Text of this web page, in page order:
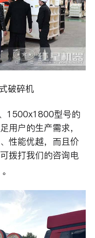
破碎机
1500x1800型号的
用户的生产需求，
性能优越，而且价
拨打我们的咨询电
。